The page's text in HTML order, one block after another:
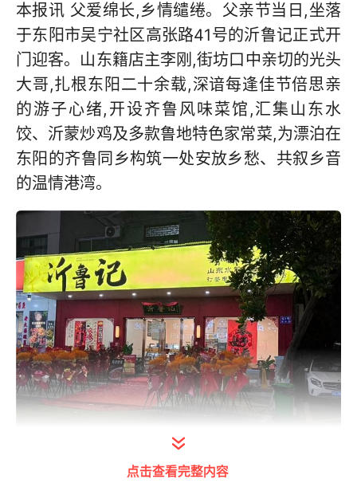
本报讯 父爱绵长,乡情缱绻。父亲节当日,坐落
于东阳市吴宁社区高张路41号的沂鲁记正式开
门迎客。山东籍店主李刚,街坊口中亲切的光头
大哥,扎根东阳二十余载,深谙每逢佳节倍思亲
的游子心绪,开设齐鲁风味菜馆,汇集山东水
饺、沂蒙炒鸡及多款鲁地特色家常菜,为漂泊在
东阳的齐鲁同乡构筑一处安放乡愁、共叙乡音
的温情港湾。
打开今日头条查看图片详情
点击查看完整内容